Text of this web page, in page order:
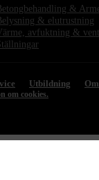
&
& elutrustning
avfuktning &
Utbildning
om cookies.